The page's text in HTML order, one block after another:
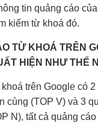
tin quảng cáo
kiếm từ khoá đó.
TỪ KHOÁ TRÊN
HIỆN NHƯ THẾ
trên Google có
cùng (TOP V) và 3
N), tất cả quảng